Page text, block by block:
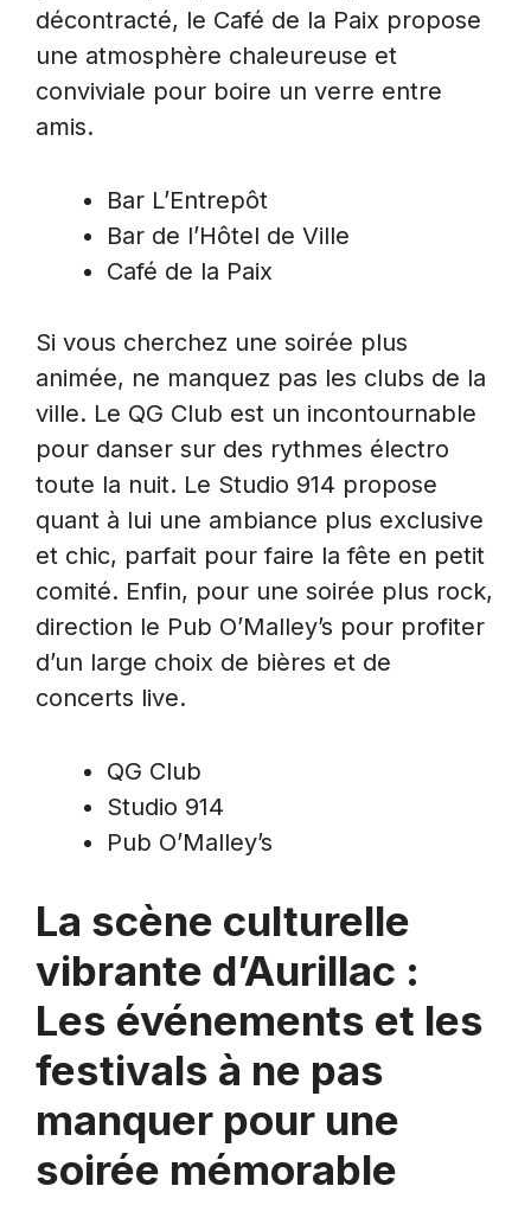
décontracté, le Café de la Paix propose
une atmosphère chaleureuse et
conviviale pour boire un verre entre
amis.
Bar L’Entrepôt
Bar de l’Hôtel de Ville
Café de la Paix
Si vous cherchez une soirée plus
animée, ne manquez pas les clubs de la
ville. Le QG Club est un incontournable
pour danser sur des rythmes électro
toute la nuit. Le Studio 914 propose
quant à lui une ambiance plus exclusive
et chic, parfait pour faire la fête en petit
comité. Enfin, pour une soirée plus rock,
direction le Pub O’Malley’s pour profiter
d’un large choix de bières et de
concerts live.
QG Club
Studio 914
Pub O’Malley’s
La scène culturelle
vibrante d’Aurillac :
Les événements et les
festivals à ne pas
manquer pour une
soirée mémorable